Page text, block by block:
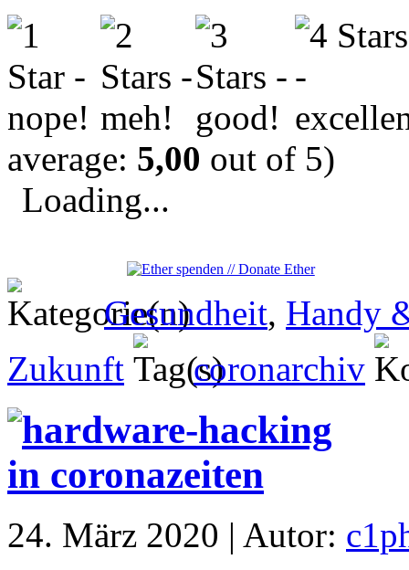
average: 5,00 out of 5)
Loading...
Gesundheit, Handy
Zukunft
coronarchiv
24. März 2020 | Autor: